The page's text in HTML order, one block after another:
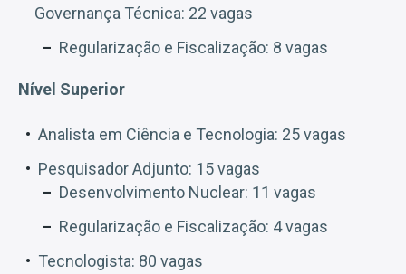
Governança Técnica: 22 vagas
Regularização e Fiscalização: 8 vagas
Nível Superior
Analista em Ciência e Tecnologia: 25 vagas
Pesquisador Adjunto: 15 vagas
Desenvolvimento Nuclear: 11 vagas
Regularização e Fiscalização: 4 vagas
Tecnologista: 80 vagas